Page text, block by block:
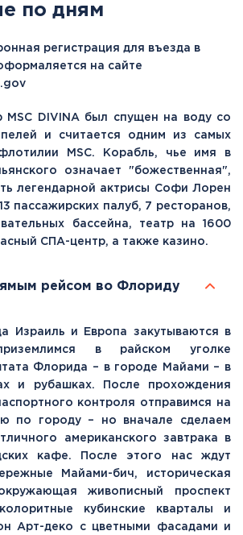
по дням
регистрация для въезда в
на сайте
MSC DIVINA был спущен на воду со
и считается одним из самых
MSC. Корабль, чье имя в
означает "божественная",
легендарной актрисы Софи Лорен
пассажирских палуб, 7 ресторанов,
бассейна, театр на 1600
СПА-центр, а также казино.
рейсом во Флориду
Израиль и Европа закутываются в
в райском уголке
Флорида – в городе Майами – в
и рубашках. После прохождения
контроля отправимся на
по городу – но вначале сделаем
американского завтрака в
кафе. После этого нас ждут
Майами-бич, историческая
живописный проспект
кубинские кварталы и
Арт-деко с цветными фасадами и